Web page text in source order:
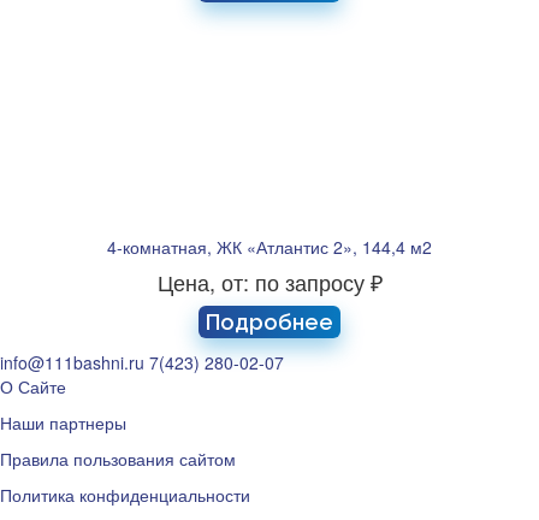
4-комнатная, ЖК «Атлантис 2», 144,4 м2
Цена, от: по запросу ₽
Подробнее
info@111bashni.ru 7(423) 280-02-07
О Сайте
Наши партнеры
Правила пользования сайтом
Политика конфиденциальности